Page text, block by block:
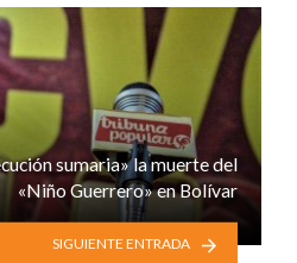
sumaria» la muerte del
«Niño Guerrero» en Bolívar
SIGUIENTE ENTRADA